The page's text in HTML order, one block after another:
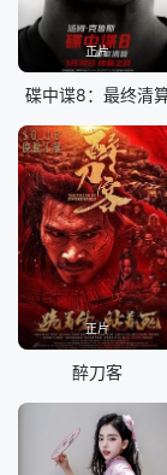
正片
碟中谍8：最终清
正片
醉刀客